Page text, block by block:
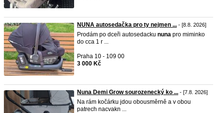
NUNA autosedačka pro ty nejmen ... - [8.8. 2026]
Prodám po dceři autosedacku nuna pro miminko
do cca 1 r ...
Praha 10 - 109 00
3 000 Kč
Nuna Demi Grow sourozenecký ko ... - [7.8. 2026]
Na rám kočárku jdou obousměrně a v obou
patrech nacvakn ...